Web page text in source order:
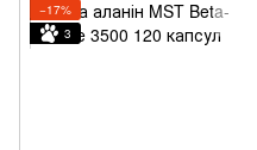
−17%
3